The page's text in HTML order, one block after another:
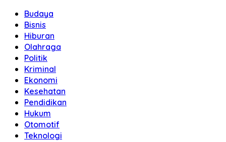
Informasi
Terkini
untuk
Anda"
Budaya
Bisnis
Hiburan
Olahraga
Politik
Kriminal
Ekonomi
Kesehatan
Pendidikan
Hukum
Otomotif
Teknologi